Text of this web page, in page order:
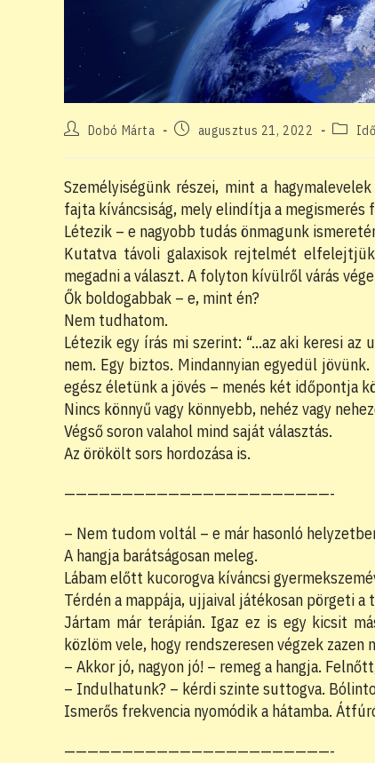
PostDobó Márta
Postaugusztus 21, 2022
Post
Személyiségünk részei, mint a
fajta kíváncsiság, mely elindítja a megismerés
Létezik – e nagyobb tudás önmagunk
Kutatva távoli galaxisok rejtelmét
megadni a választ. A folyton kívülről várás
Ők boldogabbak – e, mint én?
Nem tudhatom.
Létezik egy írás mi szerint: “…az aki keresi az
nem. Egy biztos. Mindannyian egyedül
egész életünk a jövés – menés két időpontja
Nincs könnyű vagy könnyebb, nehéz vagy
Végső soron valahol mind saját választás.
Az örökölt sors hordozása is.
———————————————————————-
– Nem tudom voltál – e már hasonló
A hangja barátságosan meleg.
Lábam előtt kucorogva kíváncsi
Térdén a mappája, ujjaival játékosan pörgeti
Jártam már terápián. Igaz ez is egy kicsit
közlöm vele, hogy rendszeresen végzek
– Akkor jó, nagyon jó! – remeg a hangja.
– Indulhatunk? – kérdi szinte suttogva.
Ismerős frekvencia nyomódik a hátamba.
———————————————————————-